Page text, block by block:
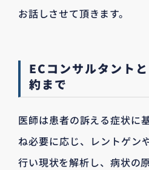
お話しさせて頂きます。
ECコンサルタント
約まで
医師は患者の訴える症状に
ね必要に応じ、レントゲン
行い現状を解析し、病状の